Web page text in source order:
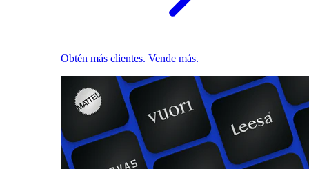
Obtén más clientes. Vende más.